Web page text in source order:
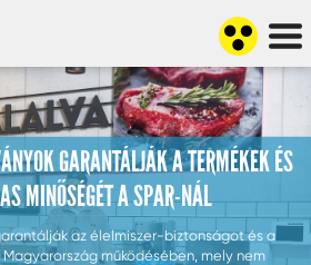
GARANTÁLJÁK A TERMÉKEK ÉS
MINŐSÉGÉT A SPAR-NÁL
az élelmiszer-biztonságot és a
működésében, mely nem